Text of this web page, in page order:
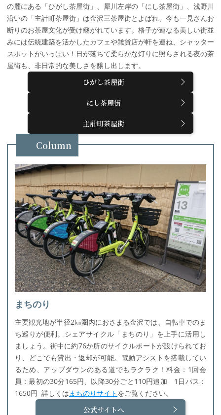
の麓にある「ひがし茶屋街」、犀川左岸の「にし茶屋街」、浅野川
沿いの「主計町茶屋街」は金沢三茶屋街とよばれ、今も一見さんお
断りのお茶屋文化が受け継がれています。格子が連なる美しい街並
みには伝統建築を活かしたカフェや雑貨店が軒を連ね、シャッター
スポットがいっぱい！日が落ちて柔らかな灯りに照らされる夜の茶
屋街も、非日常的な美しさを醸し出します。
ひがし茶屋街
にし茶屋街
主計町茶屋街
Column
まちのり
主要観光地が半径2㎞圏内におさまる金沢では、自転車でのま
ち巡りが便利。シェアサイクル「まちのり」を上手に活用し
ましょう。街中に約76か所のサイクルポートが設けられてお
り、どこでも貸出・返却が可能。電動アシストを搭載してい
るため、アップダウンのある道でもラクラク！料金：1回会
員：最初の30分165円、以降30分ごと110円追加 1日パス：
1650円 詳しくは まちのりサイト をご覧ください。
公式サイトへ